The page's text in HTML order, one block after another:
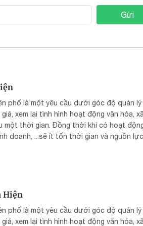
Gửi
phố là một yêu cầu dưới góc độ quản lý
xem lại tình hình hoạt động văn hóa,
một thời gian. Đồng thời khi có hoạt
doanh, ...sẽ ít tốn thời gian và nguồn
Hiện
phố là một yêu cầu dưới góc độ quản lý
xem lại tình hình hoạt động văn hóa,